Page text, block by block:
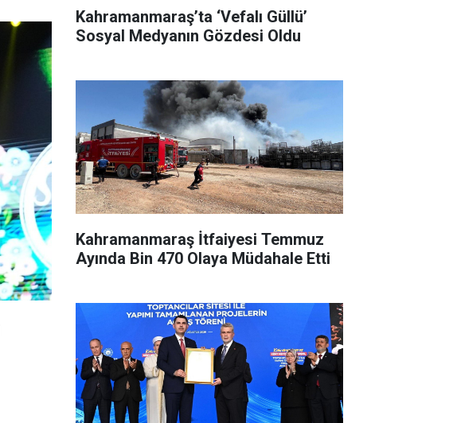
Kahramanmaraş’ta ‘Vefalı Güllü’
Sosyal Medyanın Gözdesi Oldu
Kahramanmaraş İtfaiyesi Temmuz
Ayında Bin 470 Olaya Müdahale Etti